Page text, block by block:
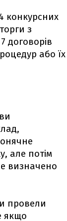
конкурсних
з
договорів
або їх
але потім
визначено
провели
якщо